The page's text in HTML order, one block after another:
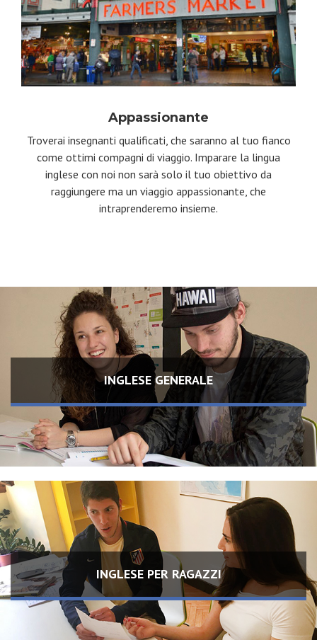
Appassionante
Troverai insegnanti qualificati, che saranno al tuo fianco
come ottimi compagni di viaggio. Imparare la lingua
inglese con noi non sarà solo il tuo obiettivo da
raggiungere ma un viaggio appassionante, che
intraprenderemo insieme.
INGLESE GENERALE
INGLESE PER RAGAZZI